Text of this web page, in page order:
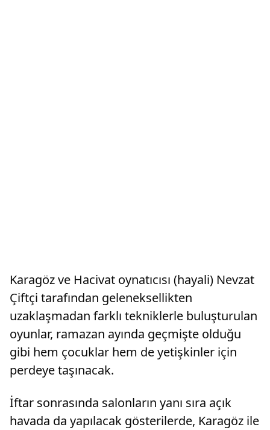
Karagöz ve Hacivat oynatıcısı (hayali) Nevzat
Çiftçi tarafından geleneksellikten
uzaklaşmadan farklı tekniklerle buluşturulan
oyunlar, ramazan ayında geçmişte olduğu
gibi hem çocuklar hem de yetişkinler için
perdeye taşınacak.
İftar sonrasında salonların yanı sıra açık
havada da yapılacak gösterilerde, Karagöz ile